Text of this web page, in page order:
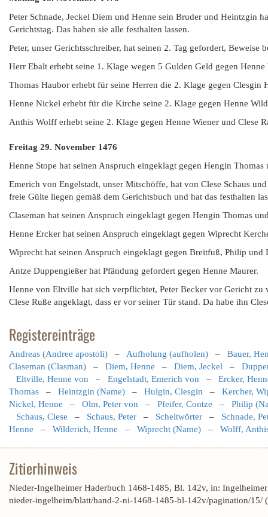
Peter Schnade, Jeckel Diem und Henne sein Bruder und Heintzgin
Gerichtstag. Das haben sie alle festhalten lassen.
Peter, unser Gerichtsschreiber, hat seinen 2. Tag gefordert, Beweise
Herr Ebalt erhebt seine 1. Klage wegen 5 Gulden Geld gegen Henne
Thomas Haubor erhebt für seine Herren die 2. Klage gegen Clesgin
Henne Nickel erhebt für die Kirche seine 2. Klage gegen Henne
Anthis Wolff erhebt seine 2. Klage gegen Henne Wiener und Clese
Freitag 29. November 1476
Henne Stope hat seinen Anspruch eingeklagt gegen Hengin
Emerich von Engelstadt, unser Mitschöffe, hat von Clese Schaus
freie Gülte liegen gemäß dem Gerichtsbuch und hat das festhalten
Claseman hat seinen Anspruch eingeklagt gegen Hengin Thomas
Henne Ercker hat seinen Anspruch eingeklagt gegen Wiprecht
Wiprecht hat seinen Anspruch eingeklagt gegen Breitfuß, Philip
Antze Duppengießer hat Pfändung gefordert gegen Henne Maurer.
Henne von Eltville hat sich verpflichtet, Peter Becker vor Gericht zu
Clese Ruße angeklagt, dass er vor seiner Tür stand. Da habe ihn
Registereinträge
Andreas (Andree apostoli) – Aufholung (aufholen) – Bauer,
Claseman (Clasman) – Diem, Henne – Diem, Jeckel –
Eltville, Henne von – Engelstadt, Emerich von – Ercker,
Thomas – Heintzgin (Name) – Hulgin, Clesgin – Kercher,
Nickel, Henne – Olm, Peter von – Pfeifer, Contze – Philip
Schaus, Clese – Schaus, Peter – Scheltwörter – Schnade,
Henne – Wilderich, Henne – Wiprecht (Name) – Wolff,
Zitierhinweis
Nieder-Ingelheimer Haderbuch 1468-1485, Bl. 142v, in:
nieder-ingelheim/blatt/band-2-ni-1468-1485-bl-142v/pagination/15/